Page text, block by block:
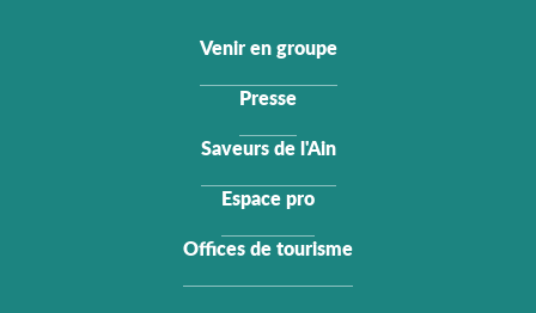
Venir en groupe
Presse
Saveurs de l'Ain
Espace pro
Offices de tourisme